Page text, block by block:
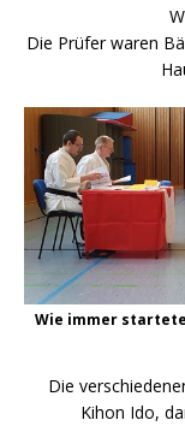
Die Prüfer waren
Wie immer
Die
Kihon Ido,